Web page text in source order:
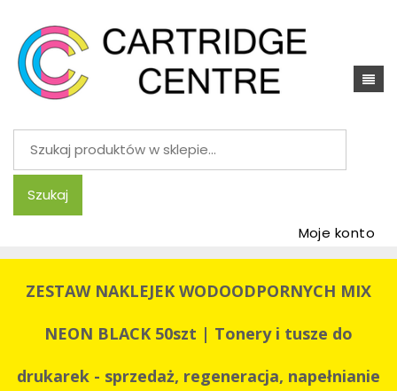
Szukaj:
Szukaj
Moje konto
ZESTAW NAKLEJEK WODOODPORNYCH MIX
NEON BLACK 50szt | Tonery i tusze do
drukarek - sprzedaż, regeneracja, napełnianie